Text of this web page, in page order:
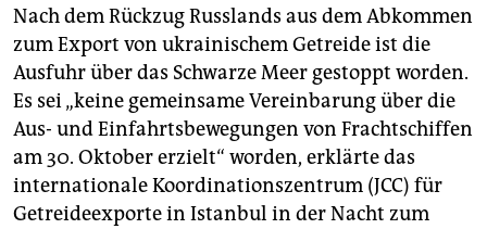
Nach dem Rückzug Russlands aus dem Abkommen
zum Export von ukrainischem Getreide ist die
Ausfuhr über das Schwarze Meer gestoppt worden.
Es sei „keine gemeinsame Vereinbarung über die
Aus- und Einfahrtsbewegungen von Frachtschiffen
am 30. Oktober erzielt“ worden, erklärte das
internationale Koordinationszentrum (JCC) für
Getreideexporte in Istanbul in der Nacht zum